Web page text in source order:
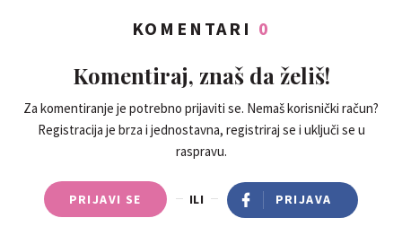
KOMENTARI 0
Komentiraj, znaš da želiš!
Za komentiranje je potrebno prijaviti se. Nemaš korisnički račun?
Registracija je brza i jednostavna, registriraj se i uključi se u
raspravu.
PRIJAVI SE ILI PRIJAVA